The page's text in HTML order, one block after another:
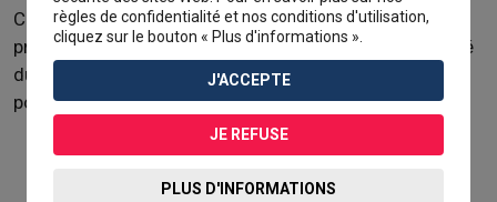
Comme pour l’achat des biens et des services, la
pratique des loisirs et des sports ainsi que la popularité
du tourisme témoignent de la participation de la
population québécoise à la société de consommation.
règles de confidentialité et nos conditions d'utilisation,
cliquez sur le bouton « Plus d'informations ».
J'ACCEPTE
JE REFUSE
PLUS D'INFORMATIONS